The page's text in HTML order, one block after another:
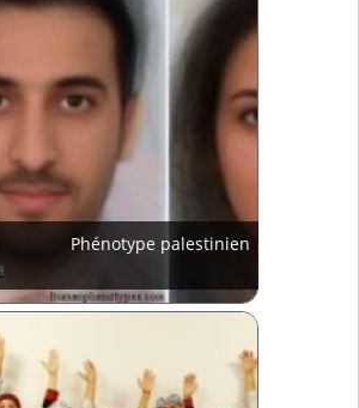
Phénotype palestinien